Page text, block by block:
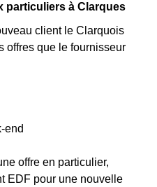
particuliers à Clarques
client le Clarquois
offres que le fournisseur
end
offre en particulier,
EDF pour une nouvelle